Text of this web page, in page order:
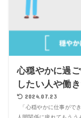
心穏やかに過
したい人や働
2024.07.23
「心穏やかに仕事がで